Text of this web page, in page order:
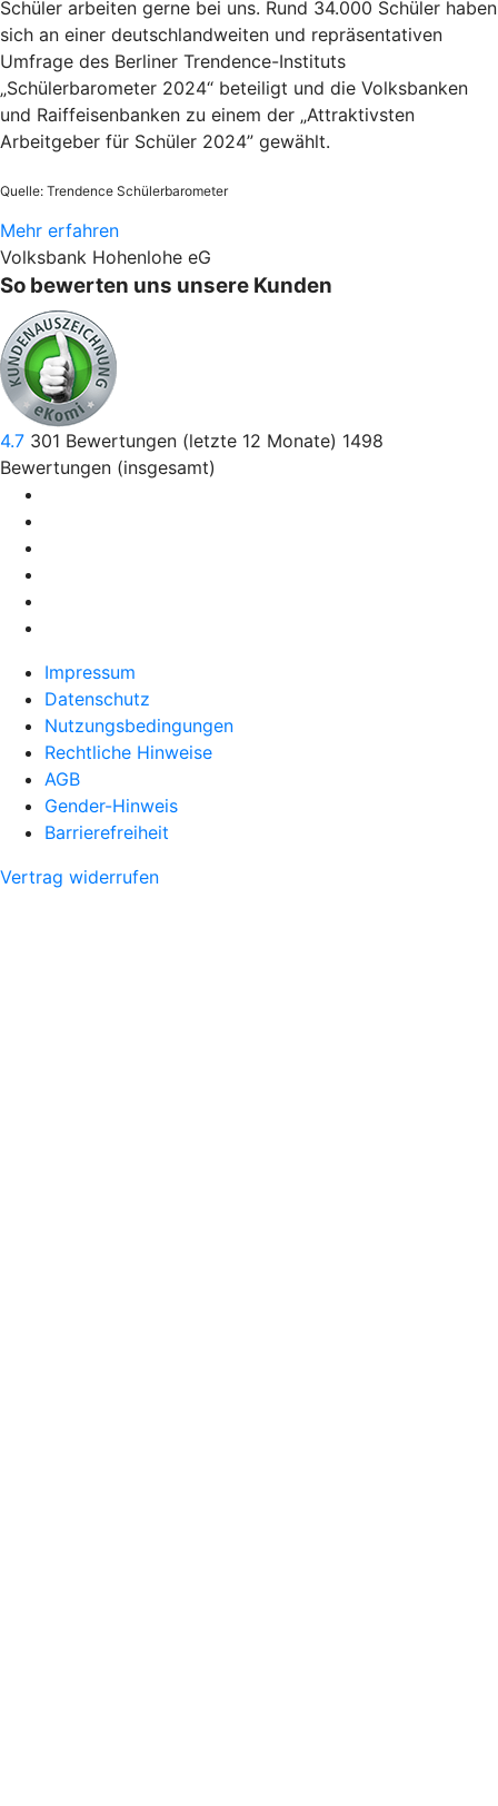
Schüler arbeiten gerne bei uns. Rund 34.000 Schüler haben
sich an einer deutschlandweiten und repräsentativen
Umfrage des Berliner Trendence-Instituts
„Schülerbarometer 2024“ beteiligt und die Volksbanken
und Raiffeisenbanken zu einem der „Attraktivsten
Arbeitgeber für Schüler 2024” gewählt.
Quelle: Trendence Schülerbarometer
Mehr erfahren
Volksbank Hohenlohe eG
So bewerten uns unsere Kunden
4.7 301 Bewertungen (letzte 12 Monate) 1498
Bewertungen (insgesamt)
Impressum
Datenschutz
Nutzungsbedingungen
Rechtliche Hinweise
AGB
Gender-Hinweis
Barrierefreiheit
Vertrag widerrufen